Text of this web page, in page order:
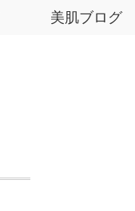
美肌ブログ